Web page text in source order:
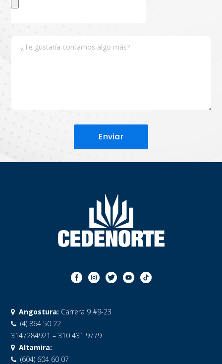
Angostura: Carrera 9 #9-23
(4) 864 50 22
3147284921 – 310 431 9779
Altamira:
(604) 604 60 07